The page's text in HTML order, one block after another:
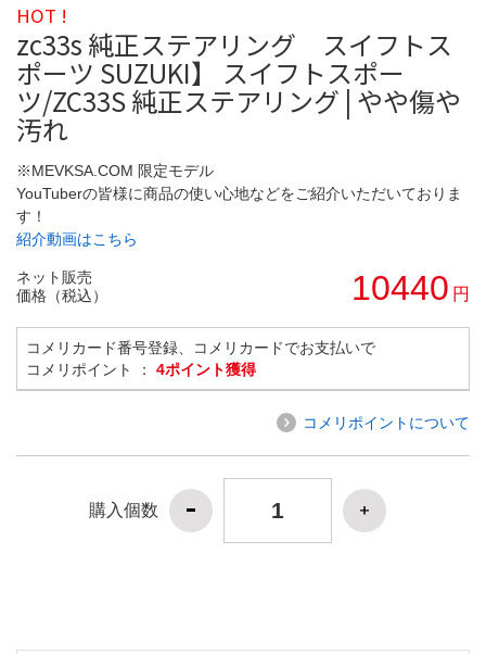
HOT !
zc33s 純正ステアリング スイフトス
ポーツ SUZUKI】 スイフトスポー
ツ/ZC33S 純正ステアリング | やや傷や
汚れ
※MEVKSA.COM 限定モデル
YouTuberの皆様に商品の使い心地などをご紹介いただいておりま
す！
紹介動画はこちら
ネット販売
価格（税込）
10440 円
コメリカード番号登録、コメリカードでお支払いで
コメリポイント ： 4ポイント獲得
コメリポイントについて
購入個数